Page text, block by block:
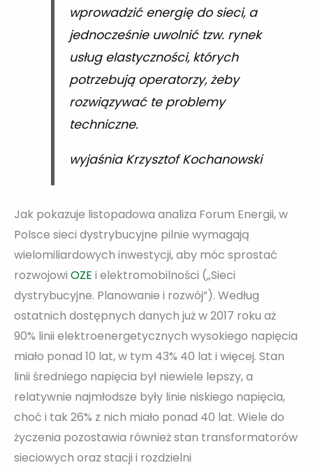
wprowadzić energię do sieci, a
jednocześnie uwolnić tzw. rynek
usług elastyczności, których
potrzebują operatorzy, żeby
rozwiązywać te problemy
techniczne.
wyjaśnia Krzysztof Kochanowski
Jak pokazuje listopadowa analiza Forum Energii, w
Polsce sieci dystrybucyjne pilnie wymagają
wielomiliardowych inwestycji, aby móc sprostać
rozwojowi OZE i elektromobilności („Sieci
dystrybucyjne. Planowanie i rozwój”). Według
ostatnich dostępnych danych już w 2017 roku aż
90% linii elektroenergetycznych wysokiego napięcia
miało ponad 10 lat, w tym 43% 40 lat i więcej. Stan
linii średniego napięcia był niewiele lepszy, a
relatywnie najmłodsze były linie niskiego napięcia,
choć i tak 26% z nich miało ponad 40 lat. Wiele do
życzenia pozostawia również stan transformatorów
sieciowych oraz stacji i rozdzielni